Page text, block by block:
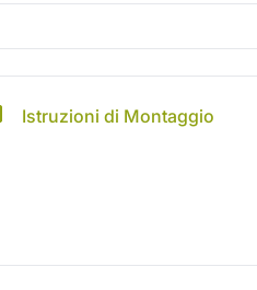
Istruzioni di Montaggio